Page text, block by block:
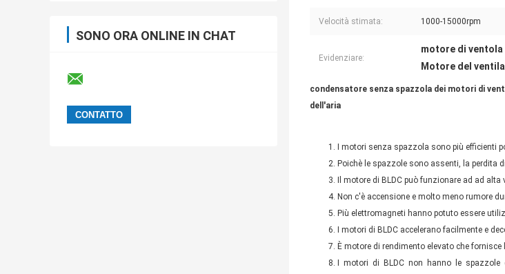
SONO ORA ONLINE IN CHAT
Velocità stimata: 1000-15000rpm
Evidenziare:
motore di
Motore del
condensatore senza spazzola dei motori di
dell'aria
I motori senza spazzola sono più efficienti
Poichè le spazzole sono assenti, la perdita
Il motore di BLDC può funzionare ad ad
Non c'è accensione e molto meno rumore
Più elettromagneti hanno potuto essere
I motori di BLDC accelerano facilmente e
È motore di rendimento elevato che
I motori di BLDC non hanno le